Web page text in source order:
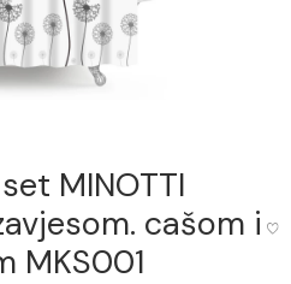
MINOTTI
cašom i
MKS001